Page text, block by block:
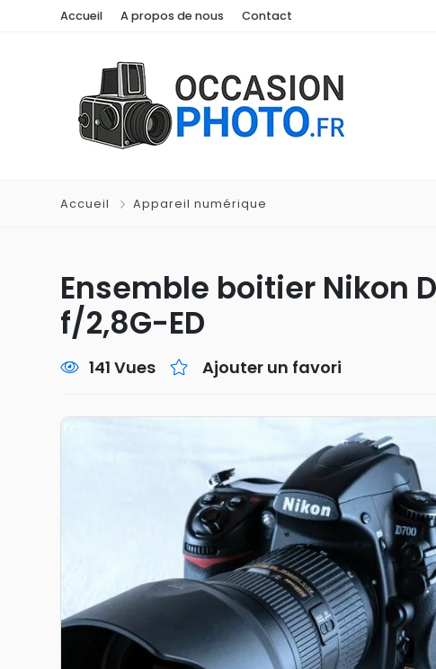
Accueil A propos de nous Contact
Accueil Appareil numérique
Ensemble boitier Nikon
f/2,8G-ED
141 Vues Ajouter un favori